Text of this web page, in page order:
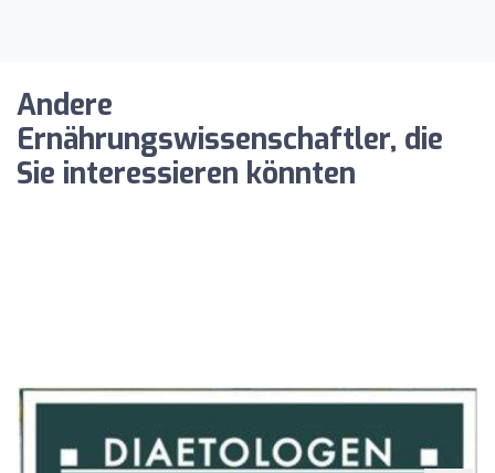
Andere
Ernährungswissenschaftler, die
Sie interessieren könnten